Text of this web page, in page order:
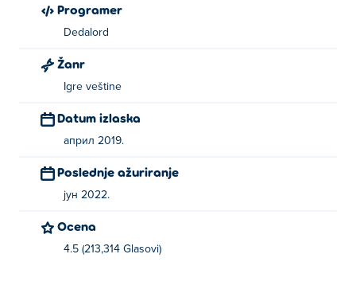
Programer
Dedalord
Žanr
Igre veštine
Datum izlaska
април 2019.
Poslednje ažuriranje
јун 2022.
Ocena
4.5 (213,314 Glasovi)